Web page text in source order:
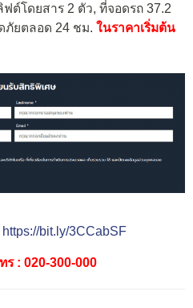
ฟต์โดยสาร 2 ตัว, ที่จอดรถ 37.2
ภัยตลอด 24 ชม. ในราคาเริ่มต้น
https://bit.ly/3CCabSF
ร : 020-300-000